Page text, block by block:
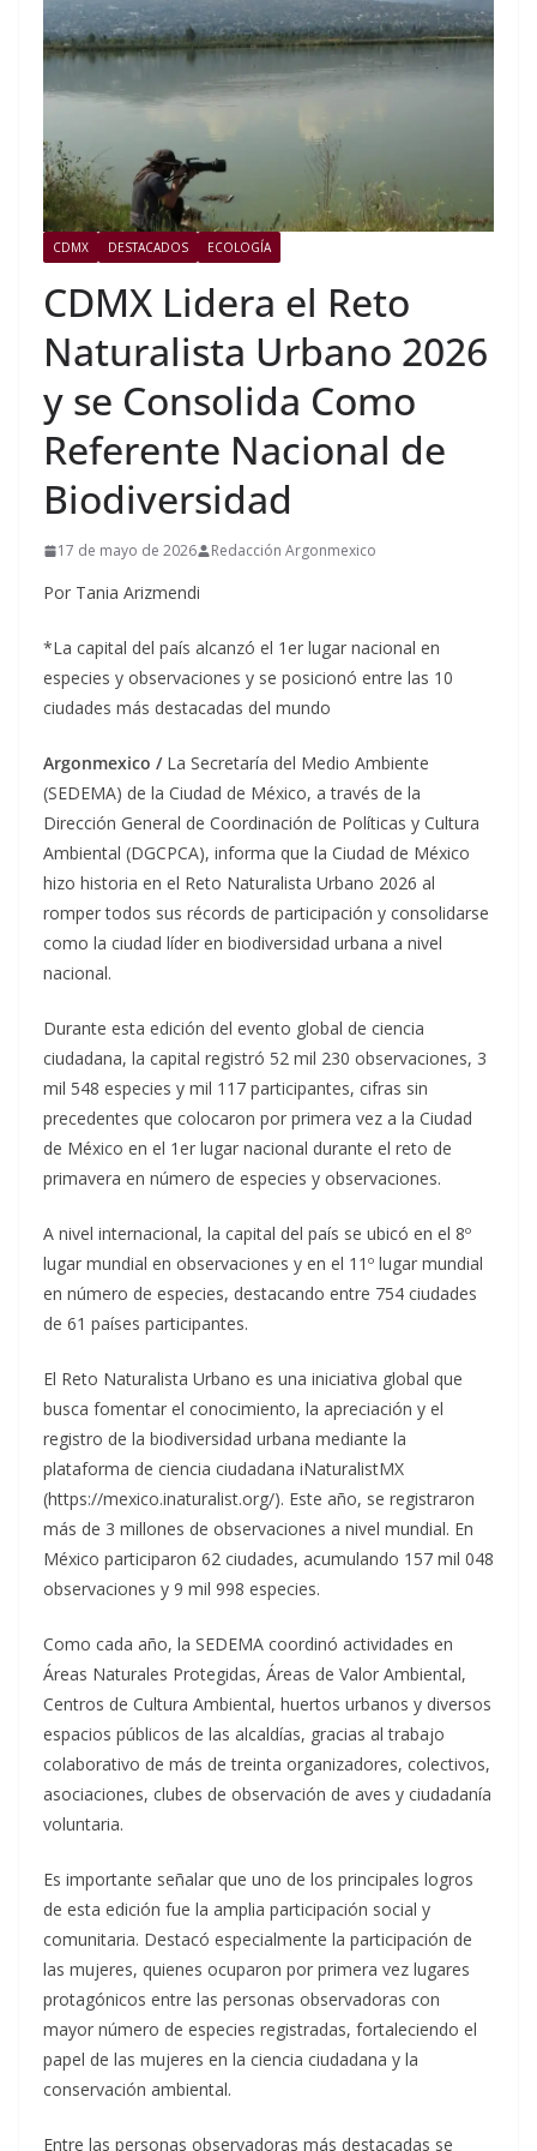
CDMX DESTACADOS ECOLOGÍA
CDMX Lidera el Reto
Naturalista Urbano 2026
y se Consolida Como
Referente Nacional de
Biodiversidad
17 de mayo de 2026 Redacción Argonmexico
Por Tania Arizmendi
*La capital del país alcanzó el 1er lugar nacional en
especies y observaciones y se posicionó entre las 10
ciudades más destacadas del mundo
Argonmexico / La Secretaría del Medio Ambiente
(SEDEMA) de la Ciudad de México, a través de la
Dirección General de Coordinación de Políticas y Cultura
Ambiental (DGCPCA), informa que la Ciudad de México
hizo historia en el Reto Naturalista Urbano 2026 al
romper todos sus récords de participación y consolidarse
como la ciudad líder en biodiversidad urbana a nivel
nacional.
Durante esta edición del evento global de ciencia
ciudadana, la capital registró 52 mil 230 observaciones, 3
mil 548 especies y mil 117 participantes, cifras sin
precedentes que colocaron por primera vez a la Ciudad
de México en el 1er lugar nacional durante el reto de
primavera en número de especies y observaciones.
A nivel internacional, la capital del país se ubicó en el 8º
lugar mundial en observaciones y en el 11º lugar mundial
en número de especies, destacando entre 754 ciudades
de 61 países participantes.
El Reto Naturalista Urbano es una iniciativa global que
busca fomentar el conocimiento, la apreciación y el
registro de la biodiversidad urbana mediante la
plataforma de ciencia ciudadana iNaturalistMX
(https://mexico.inaturalist.org/). Este año, se registraron
más de 3 millones de observaciones a nivel mundial. En
México participaron 62 ciudades, acumulando 157 mil 048
observaciones y 9 mil 998 especies.
Como cada año, la SEDEMA coordinó actividades en
Áreas Naturales Protegidas, Áreas de Valor Ambiental,
Centros de Cultura Ambiental, huertos urbanos y diversos
espacios públicos de las alcaldías, gracias al trabajo
colaborativo de más de treinta organizadores, colectivos,
asociaciones, clubes de observación de aves y ciudadanía
voluntaria.
Es importante señalar que uno de los principales logros
de esta edición fue la amplia participación social y
comunitaria. Destacó especialmente la participación de
las mujeres, quienes ocuparon por primera vez lugares
protagónicos entre las personas observadoras con
mayor número de especies registradas, fortaleciendo el
papel de las mujeres en la ciencia ciudadana y la
conservación ambiental.
Entre las personas observadoras más destacadas se